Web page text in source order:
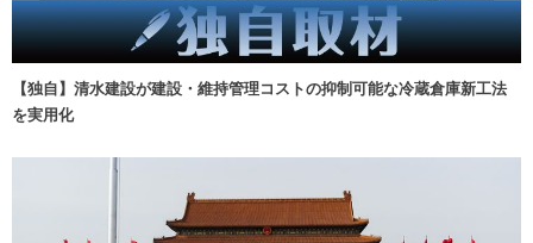
【独自】清水建設が建設・維持管理コストの抑制可能な冷蔵倉庫新工法
を実用化